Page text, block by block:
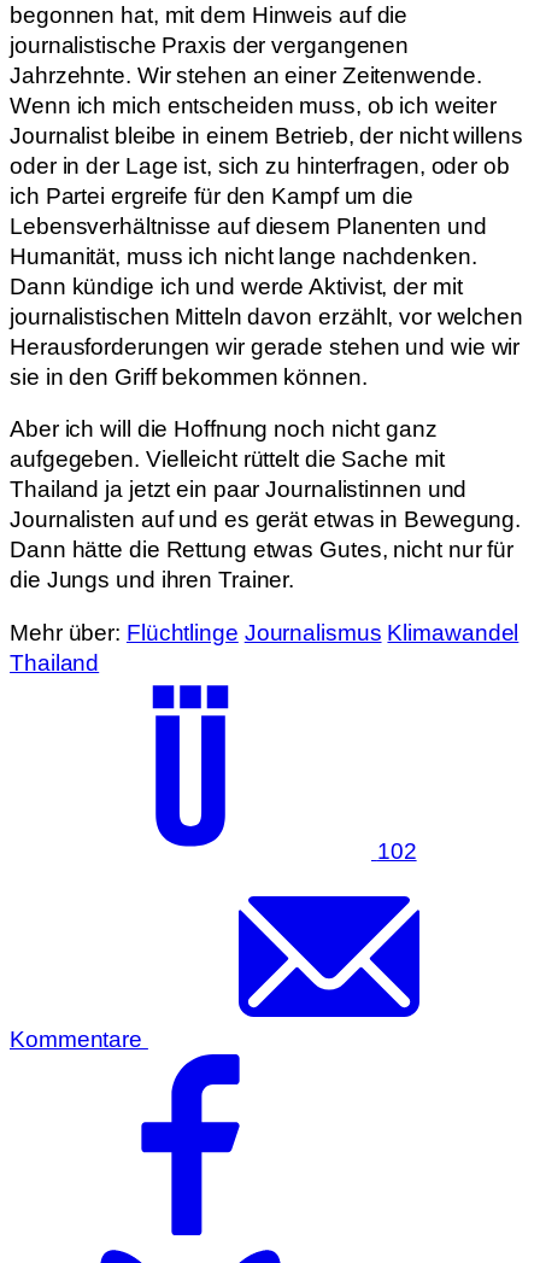
begonnen hat, mit dem Hinweis auf die
journalistische Praxis der vergangenen
Jahrzehnte. Wir stehen an einer Zeitenwende.
Wenn ich mich entscheiden muss, ob ich weiter
Journalist bleibe in einem Betrieb, der nicht willens
oder in der Lage ist, sich zu hinterfragen, oder ob
ich Partei ergreife für den Kampf um die
Lebensverhältnisse auf diesem Planenten und
Humanität, muss ich nicht lange nachdenken.
Dann kündige ich und werde Aktivist, der mit
journalistischen Mitteln davon erzählt, vor welchen
Herausforderungen wir gerade stehen und wie wir
sie in den Griff bekommen können.
Aber ich will die Hoffnung noch nicht ganz
aufgegeben. Vielleicht rüttelt die Sache mit
Thailand ja jetzt ein paar Journalistinnen und
Journalisten auf und es gerät etwas in Bewegung.
Dann hätte die Rettung etwas Gutes, nicht nur für
die Jungs und ihren Trainer.
Mehr über: Flüchtlinge Journalismus Klimawandel
Thailand
102
Kommentare